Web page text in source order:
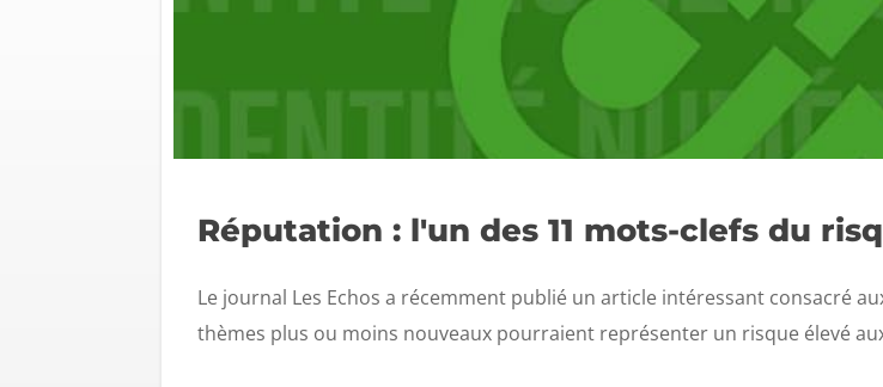
Réputation : l'un des 11 mots-clefs du
Le journal Les Echos a récemment publié un article intéressant consacré
thèmes plus ou moins nouveaux pourraient représenter un risque élevé